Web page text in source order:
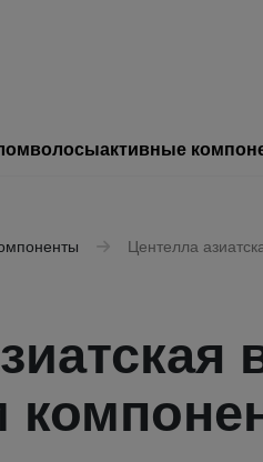
волосыактивные
Центелла